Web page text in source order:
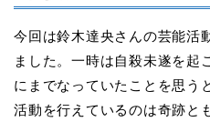
今回は鈴木達央さんの芸能活
ました。一時は自殺未遂を起
にまでなっていたことを思う
活動を行えているのは奇跡と